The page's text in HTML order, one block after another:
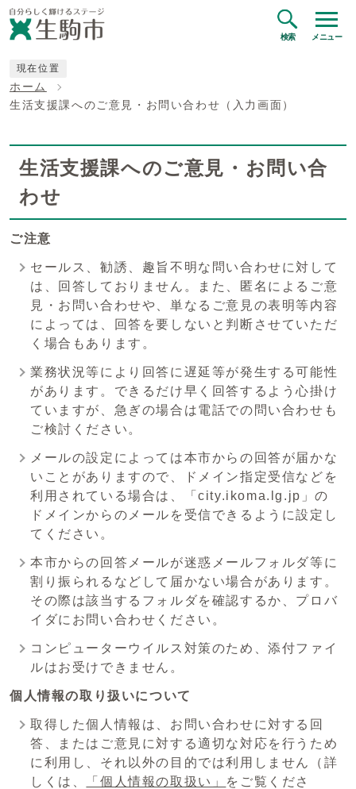
検索 メニュー
現在位置
ホーム
生活支援課へのご意見・お問い合わせ（入力画面）
生活支援課へのご意見・お問い合
わせ
ご注意
セールス、勧誘、趣旨不明な問い合わせに対して
は、回答しておりません。また、匿名によるご意
見・お問い合わせや、単なるご意見の表明等内容
によっては、回答を要しないと判断させていただ
く場合もあります。
業務状況等により回答に遅延等が発生する可能性
があります。できるだけ早く回答するよう心掛け
ていますが、急ぎの場合は電話での問い合わせも
ご検討ください。
メールの設定によっては本市からの回答が届かな
いことがありますので、ドメイン指定受信などを
利用されている場合は、「city.ikoma.lg.jp」の
ドメインからのメールを受信できるように設定し
てください。
本市からの回答メールが迷惑メールフォルダ等に
割り振られるなどして届かない場合があります。
その際は該当するフォルダを確認するか、プロバ
イダにお問い合わせください。
コンピューターウイルス対策のため、添付ファイ
ルはお受けできません。
個人情報の取り扱いについて
取得した個人情報は、お問い合わせに対する回
答、またはご意見に対する適切な対応を行うため
に利用し、それ以外の目的では利用しません（詳
しくは、
「個人情報の取扱い」 をご覧くださ